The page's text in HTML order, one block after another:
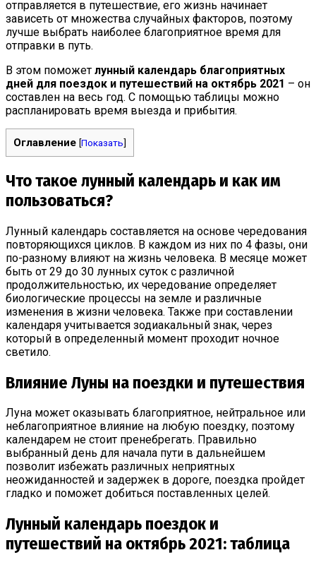
отправляется в путешествие, его жизнь начинает
зависеть от множества случайных факторов, поэтому
лучше выбрать наиболее благоприятное время для
отправки в путь.
В этом поможет лунный календарь благоприятных
дней для поездок и путешествий на октябрь 2021 – он
составлен на весь год. С помощью таблицы можно
распланировать время выезда и прибытия.
Оглавление [Показать]
Что такое лунный календарь и как им
пользоваться?
Лунный календарь составляется на основе чередования
повторяющихся циклов. В каждом из них по 4 фазы, они
по-разному влияют на жизнь человека. В месяце может
быть от 29 до 30 лунных суток с различной
продолжительностью, их чередование определяет
биологические процессы на земле и различные
изменения в жизни человека. Также при составлении
календаря учитывается зодиакальный знак, через
который в определенный момент проходит ночное
светило.
Влияние Луны на поездки и путешествия
Луна может оказывать благоприятное, нейтральное или
неблагоприятное влияние на любую поездку, поэтому
календарем не стоит пренебрегать. Правильно
выбранный день для начала пути в дальнейшем
позволит избежать различных неприятных
неожиданностей и задержек в дороге, поездка пройдет
гладко и поможет добиться поставленных целей.
Лунный календарь поездок и
путешествий на октябрь 2021: таблица